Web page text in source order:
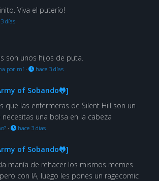
Viva el puterío!
días
son unos hijos de puta.
por mí· hace 3 días
of Sobando🐸]
que las enfermeras de Silent Hill son un
una bolsa en la cabeza
· hace 3 días
of Sobando🐸]
manía de rehacer los mismos memes
con IA, luego les pones un ragecomic